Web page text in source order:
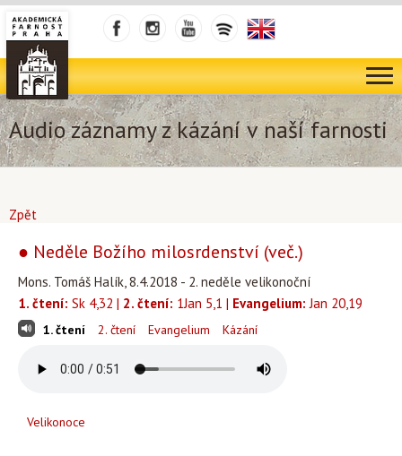
Audio záznamy z kázání v naší farnosti
Zpět
● Neděle Božího milosrdenství (več.)
Mons. Tomáš Halík, 8.4.2018 - 2. neděle velikonoční
1. čtení: Sk 4,32 | 2. čtení: 1Jan 5,1 | Evangelium: Jan 20,19
1. čtení 2. čtení Evangelium Kázání
Velikonoce